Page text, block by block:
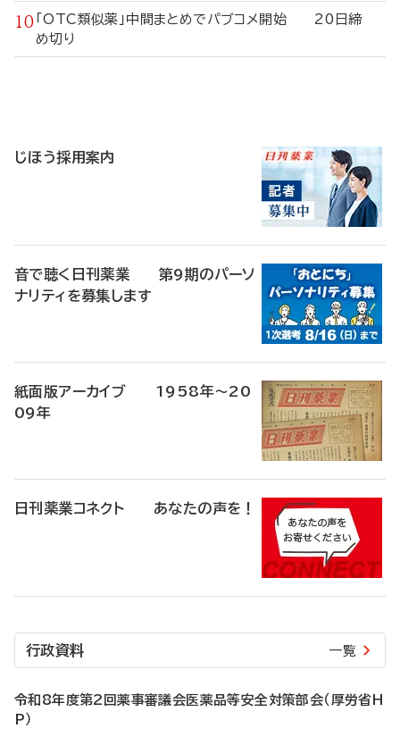
「OTC類似薬」中間まとめでパブコメ開始 20日締
め切り
じほう採用案内
音で聴く日刊薬業 第9期のパーソ
ナリティを募集します
紙面版アーカイブ 1958年～20
09年
日刊薬業コネクト あなたの声を！
行政資料 一覧
令和8年度第2回薬事審議会医薬品等安全対策部会（厚労省H
P）